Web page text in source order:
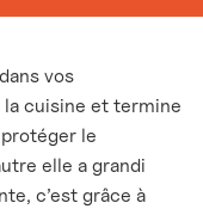
vos
la cuisine et termine
le
elle a grandi
c’est grâce à